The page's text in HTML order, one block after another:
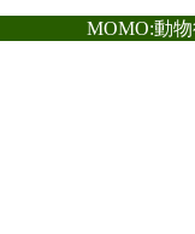
MOMO:動